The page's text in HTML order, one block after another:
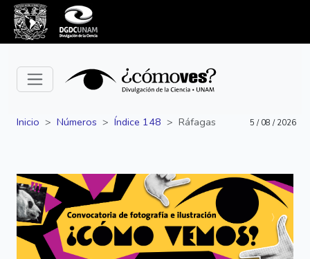
Inicio Números Índice 148 Ráfagas 5 / 08 / 2026
Siguiente Anterior